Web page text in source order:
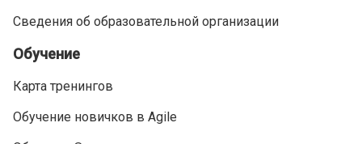
Сведения об образовательной организации
Обучение
Карта тренингов
Обучение новичков в Agile